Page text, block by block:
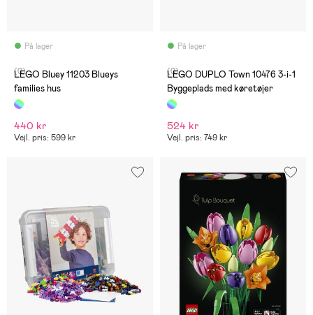
På lager
(0)
LEGO Bluey 11203 Blueys
families hus
440 kr
Vejl. pris: 599 kr
På lager
(0)
LEGO DUPLO Town 10476 3-i-1
Byggeplads med køretøjer
524 kr
Vejl. pris: 749 kr